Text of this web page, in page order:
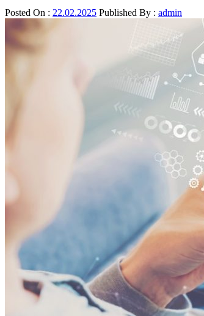
Posted On : 22.02.2025 Published By : admin